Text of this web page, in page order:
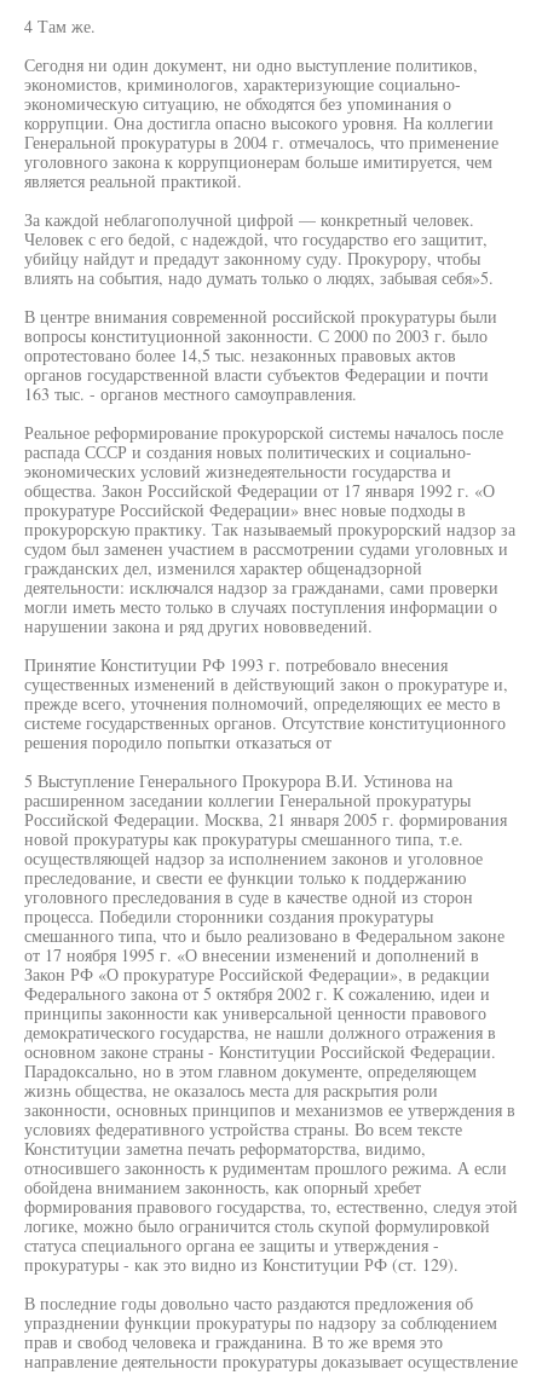
4 Там же.
Сегодня ни один документ, ни одно выступление политиков,
экономистов, криминологов, характеризующие социально-
экономическую ситуацию, не обходятся без упоминания о
коррупции. Она достигла опасно высокого уровня. На коллегии
Генеральной прокуратуры в 2004 г. отмечалось, что применение
уголовного закона к коррупционерам больше имитируется, чем
является реальной практикой.
За каждой неблагополучной цифрой — конкретный человек.
Человек с его бедой, с надеждой, что государство его защитит,
убийцу найдут и предадут законному суду. Прокурору, чтобы
влиять на события, надо думать только о людях, забывая себя»5.
В центре внимания современной российской прокуратуры были
вопросы конституционной законности. С 2000 по 2003 г. было
опротестовано более 14,5 тыс. незаконных правовых актов
органов государственной власти субъектов Федерации и почти
163 тыс. - органов местного самоуправления.
Реальное реформирование прокурорской системы началось после
распада СССР и создания новых политических и социально-
экономических условий жизнедеятельности государства и
общества. Закон Российской Федерации от 17 января 1992 г. «О
прокуратуре Российской Федерации» внес новые подходы в
прокурорскую практику. Так называемый прокурорский надзор за
судом был заменен участием в рассмотрении судами уголовных и
гражданских дел, изменился характер общенадзорной
деятельности: исключался надзор за гражданами, сами проверки
могли иметь место только в случаях поступления информации о
нарушении закона и ряд других нововведений.
Принятие Конституции РФ 1993 г. потребовало внесения
существенных изменений в действующий закон о прокуратуре и,
прежде всего, уточнения полномочий, определяющих ее место в
системе государственных органов. Отсутствие конституционного
решения породило попытки отказаться от
5 Выступление Генерального Прокурора В.И. Устинова на
расширенном заседании коллегии Генеральной прокуратуры
Российской Федерации. Москва, 21 января 2005 г. формирования
новой прокуратуры как прокуратуры смешанного типа, т.е.
осуществляющей надзор за исполнением законов и уголовное
преследование, и свести ее функции только к поддержанию
уголовного преследования в суде в качестве одной из сторон
процесса. Победили сторонники создания прокуратуры
смешанного типа, что и было реализовано в Федеральном законе
от 17 ноября 1995 г. «О внесении изменений и дополнений в
Закон РФ «О прокуратуре Российской Федерации», в редакции
Федерального закона от 5 октября 2002 г. К сожалению, идеи и
принципы законности как универсальной ценности правового
демократического государства, не нашли должного отражения в
основном законе страны - Конституции Российской Федерации.
Парадоксально, но в этом главном документе, определяющем
жизнь общества, не оказалось места для раскрытия роли
законности, основных принципов и механизмов ее утверждения в
условиях федеративного устройства страны. Во всем тексте
Конституции заметна печать реформаторства, видимо,
относившего законность к рудиментам прошлого режима. А если
обойдена вниманием законность, как опорный хребет
формирования правового государства, то, естественно, следуя этой
логике, можно было ограничится столь скупой формулировкой
статуса специального органа ее защиты и утверждения -
прокуратуры - как это видно из Конституции РФ (ст. 129).
В последние годы довольно часто раздаются предложения об
упразднении функции прокуратуры по надзору за соблюдением
прав и свобод человека и гражданина. В то же время это
направление деятельности прокуратуры доказывает осуществление